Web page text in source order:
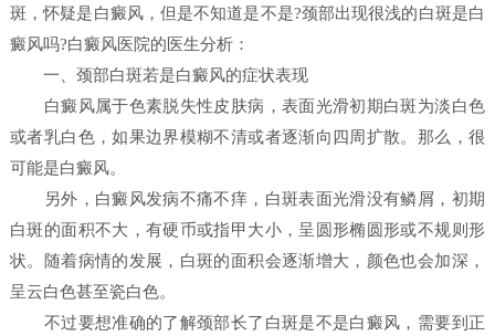
斑，怀疑是白癜风，但是不知道是不是?颈部出现很浅的白斑是白
癜风吗?白癜风医院的医生分析：
一、颈部白斑若是白癜风的症状表现
白癜风属于色素脱失性皮肤病，表面光滑初期白斑为淡白色
或者乳白色，如果边界模糊不清或者逐渐向四周扩散。那么，很
可能是白癜风。
另外，白癜风发病不痛不痒，白斑表面光滑没有鳞屑，初期
白斑的面积不大，有硬币或指甲大小，呈圆形椭圆形或不规则形
状。随着病情的发展，白斑的面积会逐渐增大，颜色也会加深，
呈云白色甚至瓷白色。
不过要想准确的了解颈部长了白斑是不是白癜风，需要到正